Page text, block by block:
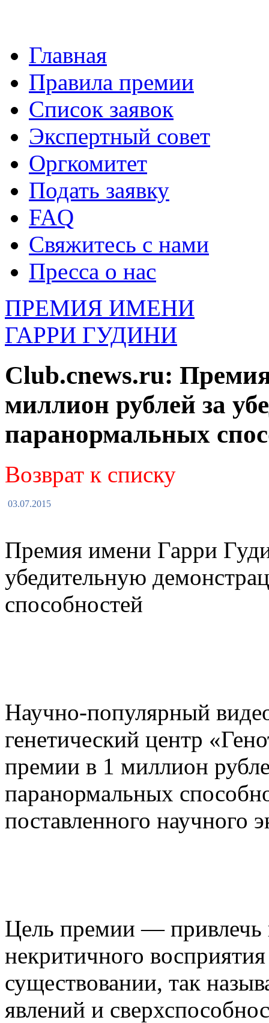
Главная
Правила премии
Список заявок
Экспертный совет
Оргкомитет
Подать заявку
FAQ
Свяжитесь с нами
Пресса о нас
ПРЕМИЯ ИМЕНИ
ГАРРИ ГУДИНИ
Club.cnews.ru:
миллион рублей за
паранормальных
Возврат к списку
03.07.2015
Премия имени Гарри
убедительную
способностей
Научно-популярный
генетический центр
премии в 1 миллион
паранормальных
поставленного научного
Цель премии — привлечь
некритичного
существовании, так
явлений и